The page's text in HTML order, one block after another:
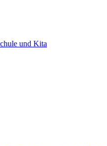
und Kita